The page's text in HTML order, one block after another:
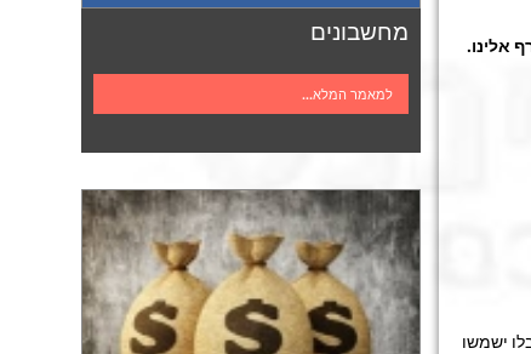
מחשבונים
למאמר המלא...
אלינו.
ישמשו